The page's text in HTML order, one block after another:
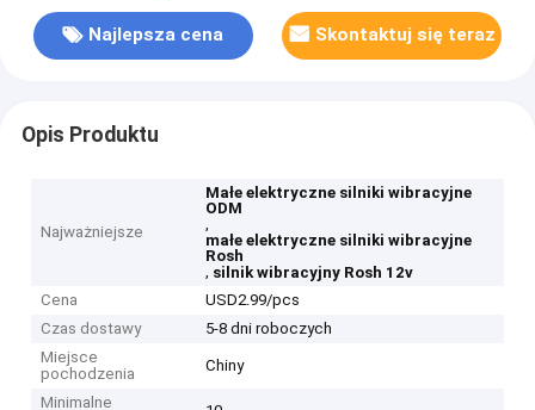
Najlepsza cena Skontaktuj się teraz
Opis Produktu
Najważniejsze
Małe elektryczne silniki wibracyjne
ODM
,
małe elektryczne silniki wibracyjne
Rosh
, silnik wibracyjny Rosh 12v
Cena
USD2.99/pcs
Czas dostawy
5-8 dni roboczych
Miejsce
pochodzenia
Chiny
Minimalne